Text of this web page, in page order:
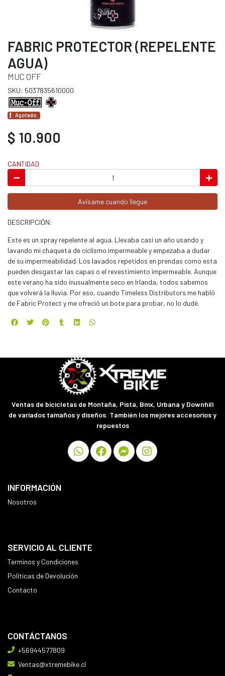
FABRIC PROTECTOR (REPELENTE
AGUA)
MUC OFF
SKU: 5037835610000
Agotado.
$ 10.900
CANTIDAD
Avísame cuando llegue
DESCRIPCIÓN:
Este es un spray repelente al agua. Llevaba casi un año usando y
lavando mi chaqueta de ciclismo impermeable y empezaba a dudar
de su impermeabilidad. Los lavados repetidos en prendas como esta
pueden desgastar las capas o el revestimiento impermeable. Aunque
este verano ha sido inusualmente seco en Irlanda, todos sabemos
que volverá la lluvia. Por eso, cuando Timeless Distributors me habló
de Fabric Protect y me ofreció un bote para probar, no lo dudé.
Ventas de bicicletas de Montaña, Pista, Bmx, Urbana y Downhill
de variados tamaños y diseños. También los mejores accesorios y
repuestos
INFORMACIÓN
Nosotros
SERVICIO AL CLIENTE
Terminos y Condiciones
Políticas de Devolución
Contacto
CONTÁCTANOS
+56944577809
Ventas@xtremebike.cl